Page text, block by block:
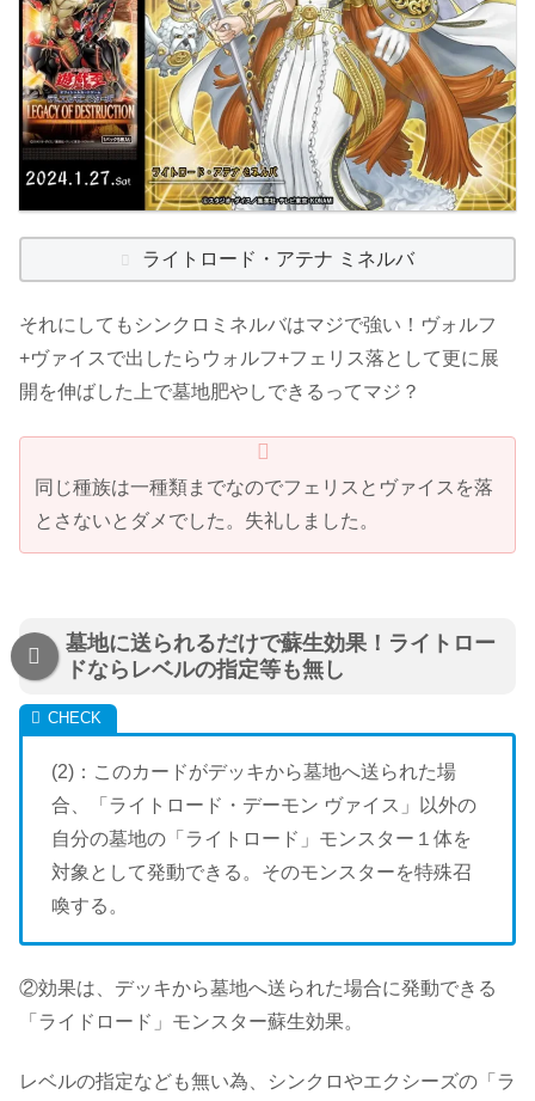
ライトロード・アテナ ミネルバ
それにしてもシンクロミネルバはマジで強い！ヴォルフ
+ヴァイスで出したらウォルフ+フェリス落として更に展
開を伸ばした上で墓地肥やしできるってマジ？
同じ種族は一種類までなのでフェリスとヴァイスを落
とさないとダメでした。失礼しました。
墓地に送られるだけで蘇生効果！ライトロー
ドならレベルの指定等も無し
(2)：このカードがデッキから墓地へ送られた場
合、「ライトロード・デーモン ヴァイス」以外の
自分の墓地の「ライトロード」モンスター１体を
対象として発動できる。そのモンスターを特殊召
喚する。
②効果は、デッキから墓地へ送られた場合に発動できる
「ライドロード」モンスター蘇生効果。
レベルの指定なども無い為、シンクロやエクシーズの「ラ